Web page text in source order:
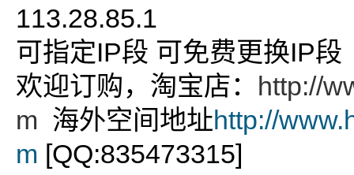
113.28.85.1
可指定IP段 可免费更换IP段
欢迎订购，淘宝店： http://
m 海外空间地址http://
m [QQ:835473315]